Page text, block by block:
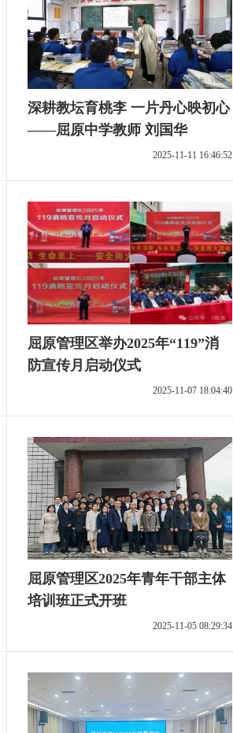
深耕教坛育桃李 一片丹心映初心
——屈原中学教师 刘国华
2025-11-11 16:46:52
屈原管理区举办2025年“119”消
防宣传月启动仪式
2025-11-07 18:04:40
屈原管理区2025年青年干部主体
培训班正式开班
2025-11-05 08:29:34